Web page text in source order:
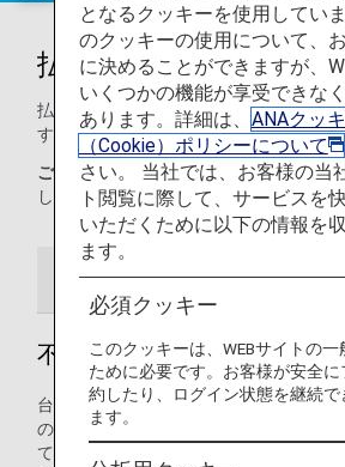
払い戻し・振替につい
払い戻し・振替に関するANAのポリシー
す。
ご注意：原則、航空券上に記名のある
しを行います。
悪天候など不可抗力が理由の航
不可抗力が理由の払い戻し
台風・降雪などの不可抗力に起因するフ
の際には、ご予約の変更やご宿泊のご案
ておりますが、やむを得ず払い戻しを
となるクッキーを使用してい
のクッキーの使用について、
に決めることができますが、
いくつかの機能が享受できな
あります。詳細は、 ANAクッ
（Cookie）ポリシーについて
さい。 当社では、お客様の当
ト閲覧に際して、サービスを
いただくために以下の情報を
ます。
必須クッキー
このクッキーは、WEBサイトの
ために必要です。お客様が安全
約したり、ログイン状態を継続で
ます。